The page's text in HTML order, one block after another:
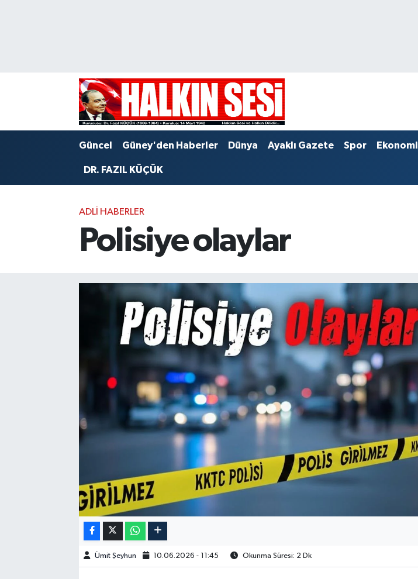
Güncel Güney'den Haberler Dünya Ayaklı Gazete Spor Ekonomi
DR. FAZIL KÜÇÜK
ADLI HABERLER
Polisiye olaylar
Ümit Şeyhun 10.06.2026 - 11:45 Okunma Süresi: 2 Dk
Trafik Durumu
Puan Durumu ve Fikstür